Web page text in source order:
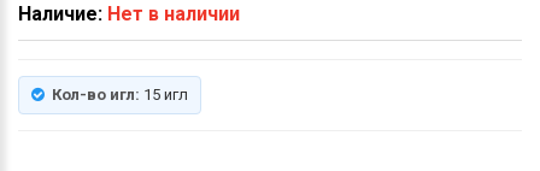
Наличие: Нет в наличии
Кол-во игл: 15 игл